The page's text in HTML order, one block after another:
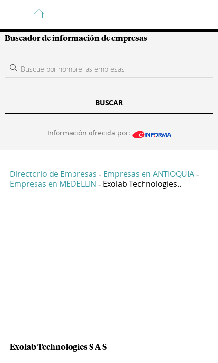
Guía de Empresas Colombianas
Buscador de información de empresas
BUSCAR
Información ofrecida por:
Directorio de Empresas - Empresas en ANTIOQUIA -
Empresas en MEDELLIN - Exolab Technologies...
Exolab Technologies S A S